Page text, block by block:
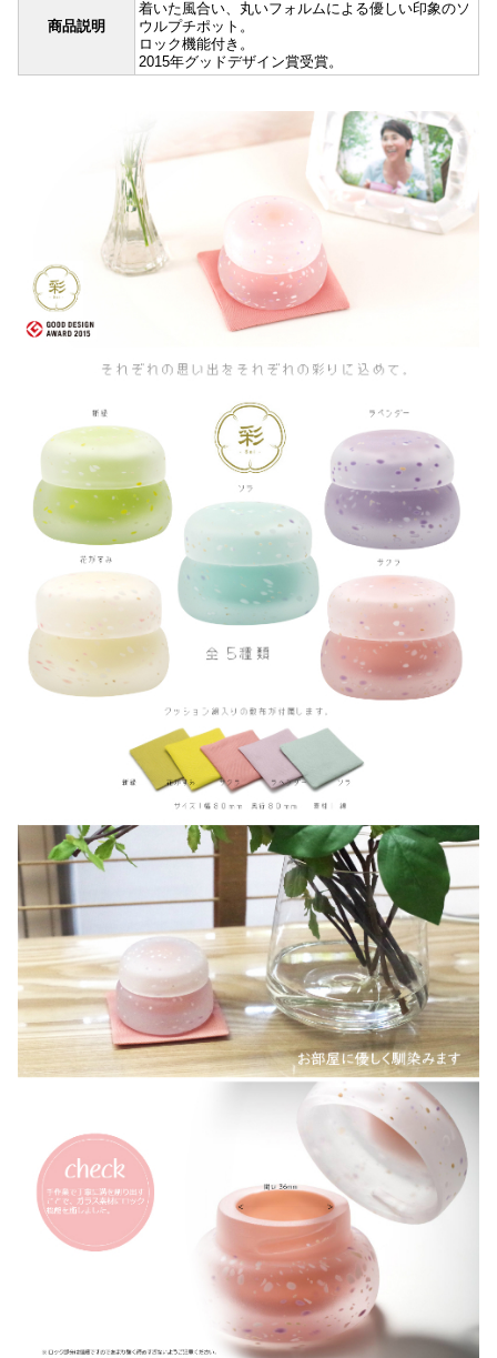
商品説明
着いた風合い、丸いフォルムによる優しい印象のソ
ウルプチポット。
ロック機能付き。
2015年グッドデザイン賞受賞。